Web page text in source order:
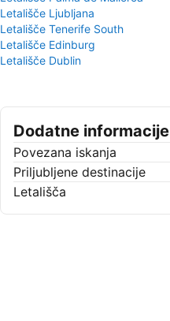
Letališče Ljubljana
Letališče Tenerife South
Letališče Edinburg
Letališče Dublin
Dodatne informacije
Povezana iskanja
Priljubljene destinacije
Letališča